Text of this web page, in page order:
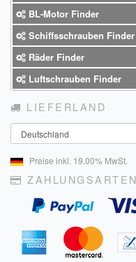
BL-Motor Finder
Schiffsschrauben Finder
Räder Finder
Luftschrauben Finder
LIEFERLAND
Land
Preise inkl. 19.00% MwSt.
ZAHLUNGSARTEN